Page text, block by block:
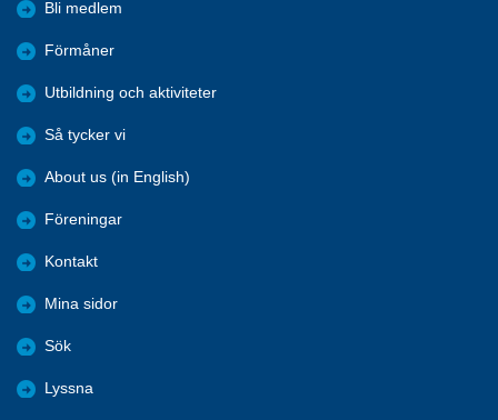
Bli medlem
Förmåner
Utbildning och aktiviteter
Så tycker vi
About us (in English)
Föreningar
Kontakt
Mina sidor
Sök
Lyssna